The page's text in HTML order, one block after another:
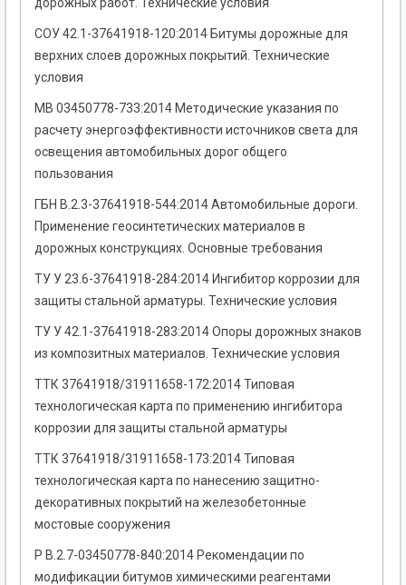
дорожных работ. Технические условия
СОУ 42.1-37641918-120:2014 Битумы дорожные для
верхних слоев дорожных покрытий. Технические
условия
МВ 03450778-733:2014 Методические указания по
расчету энергоэффективности источников света для
освещения автомобильных дорог общего
пользования
ГБН В.2.3-37641918-544:2014 Автомобильные дороги.
Применение геосинтетических материалов в
дорожных конструкциях. Основные требования
ТУ У 23.6-37641918-284:2014 Ингибитор коррозии для
защиты стальной арматуры. Технические условия
ТУ У 42.1-37641918-283:2014 Опоры дорожных знаков
из композитных материалов. Технические условия
ТТК 37641918/31911658-172:2014 Типовая
технологическая карта по применению ингибитора
коррозии для защиты стальной арматуры
ТТК 37641918/31911658-173:2014 Типовая
технологическая карта по нанесению защитно-
декоративных покрытий на железобетонные
мостовые сооружения
Р В.2.7-03450778-840:2014 Рекомендации по
модификации битумов химическими реагентами